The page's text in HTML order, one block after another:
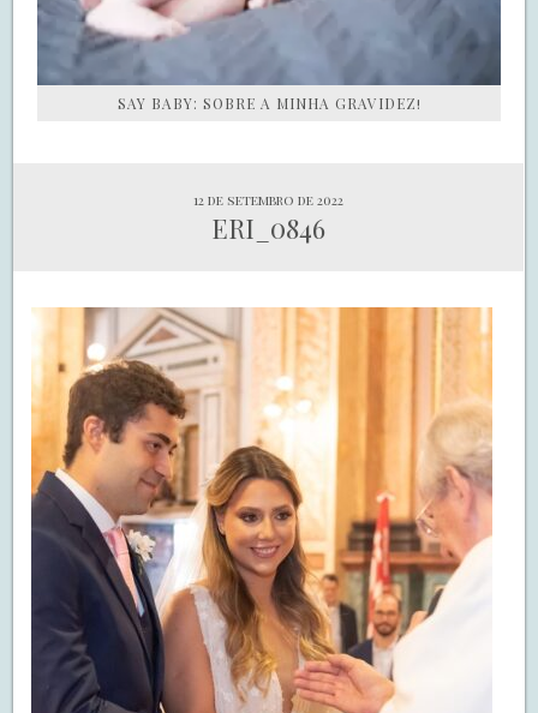
SAY BABY: SOBRE A MINHA GRAVIDEZ!
12 de setembro de 2022
ERI_0846